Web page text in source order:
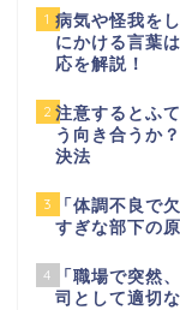
1 病気や怪我を
にかける言葉
応を解説！
2 注意するとふ
う向き合うか
決法
3
「体調不良で
すぎな部下の
4
「職場で突然
司として適切